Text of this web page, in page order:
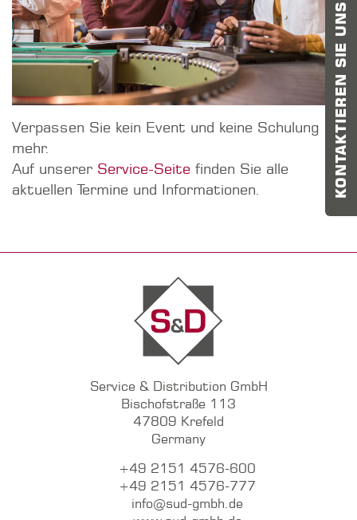
Verpassen Sie kein Event und keine Schulung
mehr.
Auf unserer Service-Seite finden Sie alle
aktuellen Termine und Informationen.
Service & Distribution GmbH
Bischofstraße 113
47809 Krefeld
Germany
+49 2151 4576-600
+49 2151 4576-777
info@sud-gmbh.de
KONTAKTIEREN SIE UNS